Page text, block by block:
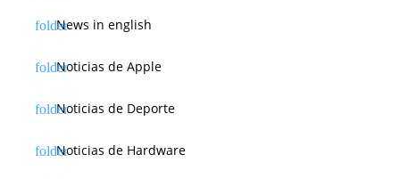
News in english
Noticias de Apple
Noticias de Deporte
Noticias de Hardware